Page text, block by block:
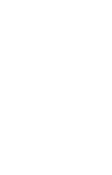
Ashlah).